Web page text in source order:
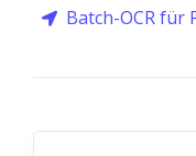
Batch-OCR für